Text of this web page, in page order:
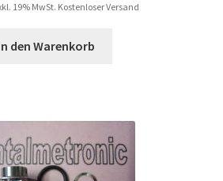
19% MwSt. Kostenloser Versand
den Warenkorb